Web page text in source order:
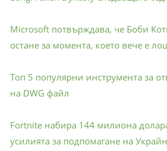
Microsoft потвърждава, че Боби
остане за момента, което вече е
Топ 5 популярни инструмента за
на DWG файл
Fortnite набира 144 милиона
усилията за подпомагане на